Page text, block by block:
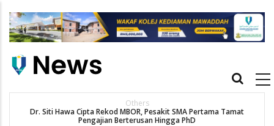
main
Main
Others
Dr. Siti Hawa Cipta Rekod MBOR, Pesakit SMA Pertama Tamat
Pengajian Berterusan Hingga PhD